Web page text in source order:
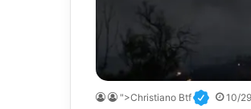
">Christiano Btf 10/